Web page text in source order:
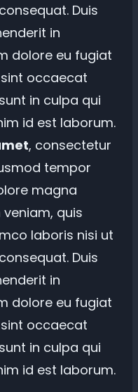
Duis
in
dolore eu fugiat
occaecat
in culpa qui
id est laborum.
, consectetur
tempor
magna
quis
laboris nisi ut
Duis
in
dolore eu fugiat
occaecat
in culpa qui
id est laborum.